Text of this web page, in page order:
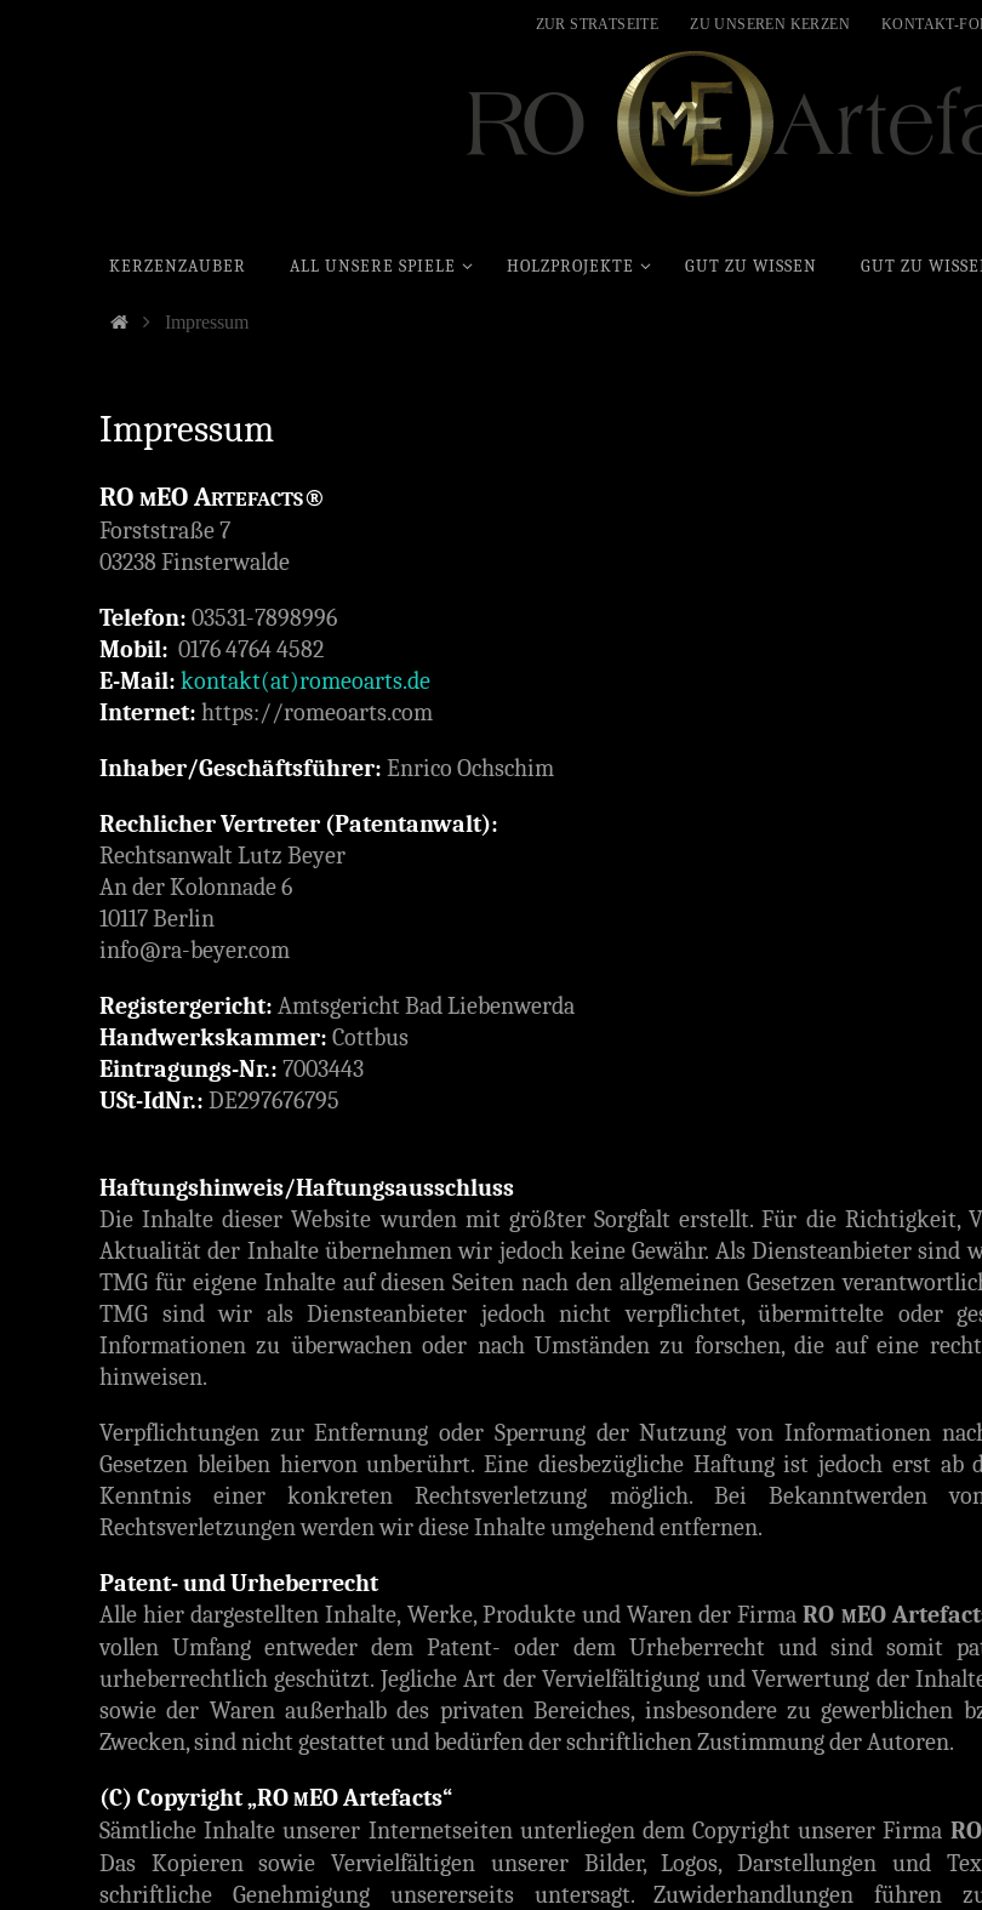
ZUR STRATSEITE ZU UNSEREN KERZEN KONTAKT-
KERZENZAUBER ALL UNSERE SPIELE HOLZPROJEKTE GUT ZU WISSEN GUT ZU
Impressum
Impressum
RO MEO ARTEFACTS®
Forststraße 7
03238 Finsterwalde
Telefon: 03531-7898996
Mobil: 0176 4764 4582
E-Mail: kontakt(at)romeoarts.de
Internet: https://romeoarts.com
Inhaber/Geschäftsführer: Enrico Ochschim
Rechlicher Vertreter (Patentanwalt):
Rechtsanwalt Lutz Beyer
An der Kolonnade 6
10117 Berlin
info@ra-beyer.com
Registergericht: Amtsgericht Bad Liebenwerda
Handwerkskammer: Cottbus
Eintragungs-Nr.: 7003443
USt-IdNr.: DE297676795
Haftungshinweis/Haftungsausschluss
Die Inhalte dieser Website wurden mit größter Sorgfalt erstellt. Für die Richtigkeit,
Aktualität der Inhalte übernehmen wir jedoch keine Gewähr. Als Diensteanbieter sind
TMG für eigene Inhalte auf diesen Seiten nach den allgemeinen Gesetzen
TMG sind wir als Diensteanbieter jedoch nicht verpflichtet, übermittelte oder
Informationen zu überwachen oder nach Umständen zu forschen, die auf eine
hinweisen.
Verpflichtungen zur Entfernung oder Sperrung der Nutzung von Informationen
Gesetzen bleiben hiervon unberührt. Eine diesbezügliche Haftung ist jedoch erst ab
Kenntnis einer konkreten Rechtsverletzung möglich. Bei Bekanntwerden
Rechtsverletzungen werden wir diese Inhalte umgehend entfernen.
Patent- und Urheberrecht
Alle hier dargestellten Inhalte, Werke, Produkte und Waren der Firma RO MEO
vollen Umfang entweder dem Patent- oder dem Urheberrecht und sind somit
urheberrechtlich geschützt. Jegliche Art der Vervielfältigung und Verwertung der
sowie der Waren außerhalb des privaten Bereiches, insbesondere zu gewerblichen
Zwecken, sind nicht gestattet und bedürfen der schriftlichen Zustimmung der Autoren.
(C) Copyright „RO MEO Artefacts“
Sämtliche Inhalte unserer Internetseiten unterliegen dem Copyright unserer Firma RO
Das Kopieren sowie Vervielfältigen unserer Bilder, Logos, Darstellungen und
schriftliche Genehmigung unsererseits untersagt. Zuwiderhandlungen führen